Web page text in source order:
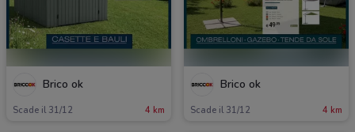
Brico ok
Scade il 31/12 4 km
Brico ok
Scade il 31/12 4 km